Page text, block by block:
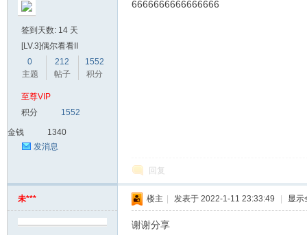
签到天数: 14 天
[LV.3]偶尔看看II
0
主题
212
帖子
1552
积分
至尊VIP
积分
1552
金钱
1340
发消息
6666666666666666
回复
未*** 楼主 发表于 2022-1-11 23:33:49 显示
谢谢分享